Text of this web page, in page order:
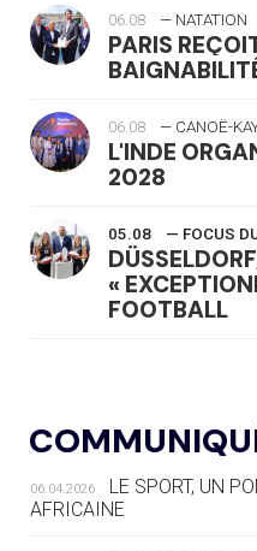
06.08 — NATATION
PARIS
06.08 — CANOË-
L'INDE
2028
05.08 — FOCUS
«
FOOTBALL
LE RÊVE DE
AUX JO «
05.08 — TIR À L'ARC
DES
06.04.2026
LE SPORT, UN
AFRICAINE